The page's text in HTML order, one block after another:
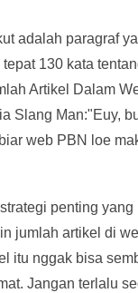
adalah paragraf
130 kata
Artikel Dalam
Slang Man:"Euy,
web PBN loe
penting
jumlah artikel di
itu nggak bisa
Jangan terlalu